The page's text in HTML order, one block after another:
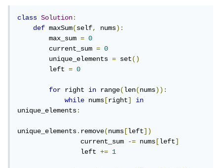
class Solution:
def maxSum(self, nums):
        max_sum
=
0
        current_sum
=
0
        unique_elements
= set()
        left
= 0
for right in range(len(nums)):
while nums [right]
in
unique_elements:
unique_elements.remove(nums [left])
                current_sum
-= nums [left]
                left
+= 1